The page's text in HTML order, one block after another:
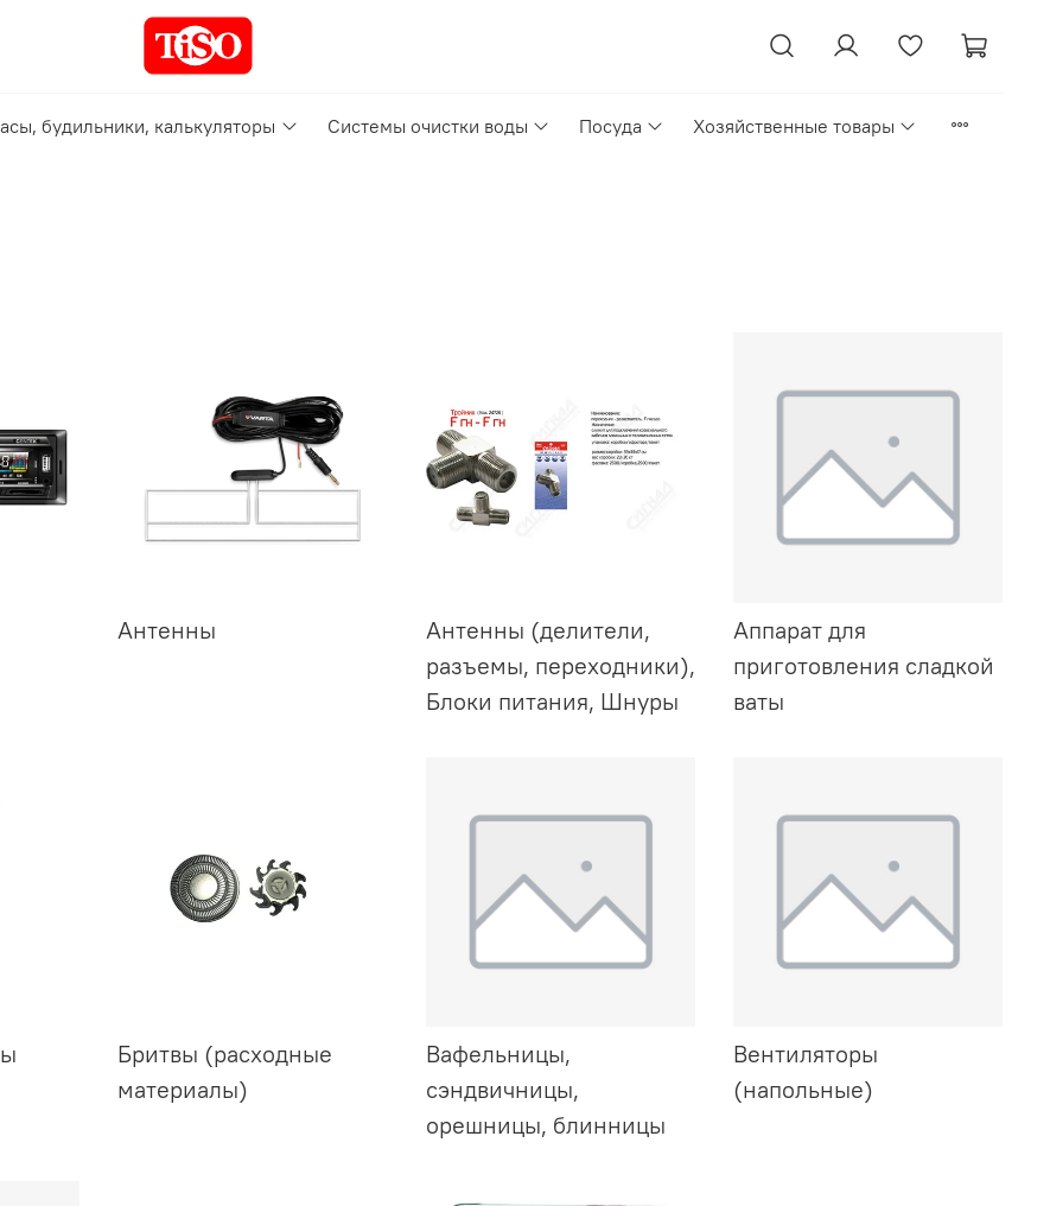
будильники, калькуляторы Системы очистки воды Посуда Хозяйственные товары
Антенны
Антенны (делители,
разъемы, переходники),
Блоки питания, Шнуры
Аппарат для
приготовления сладкой
ваты
Бритвы (расходные
материалы)
Вафельницы,
сэндвичницы,
орешницы, блинницы
Вентиляторы
(напольные)